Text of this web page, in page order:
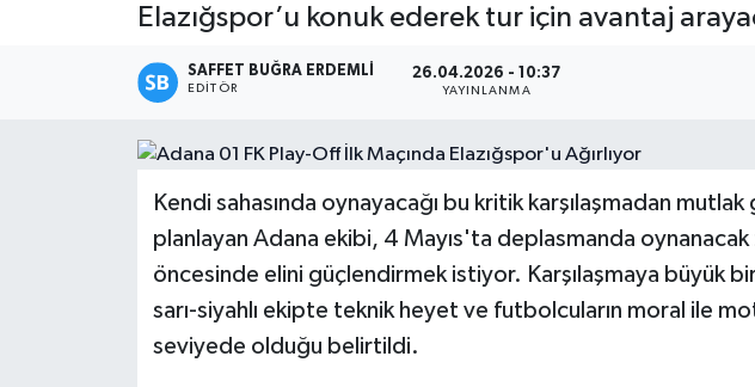
Elazığspor’u konuk ederek tur için avantaj
SAFFET BUĞRA ERDEMLI
EDITÖR
26.04.2026 - 10:37
YAYINLANMA
Kendi sahasında oynayacağı bu kritik karşılaşmadan mutlak
planlayan Adana ekibi, 4 Mayıs'ta deplasmanda
öncesinde elini güçlendirmek istiyor. Karşılaşmaya büyük
sarı-siyahlı ekipte teknik heyet ve futbolcuların moral ile
seviyede olduğu belirtildi.
Magazin
Resmi İlanlar